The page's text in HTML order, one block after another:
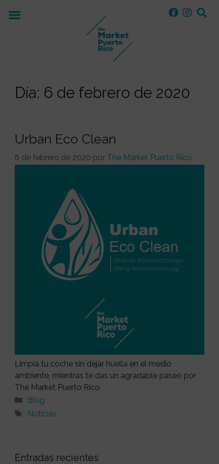
Día: 6 de febrero de 2020
Urban Eco Clean
6 de febrero de 2020 por The Market Puerto Rico
Limpia tu coche sin dejar huella en el medio
ambiente, mientras te das un agradable paseo por
The Market Puerto Rico.
Blog
Noticias
Entradas recientes